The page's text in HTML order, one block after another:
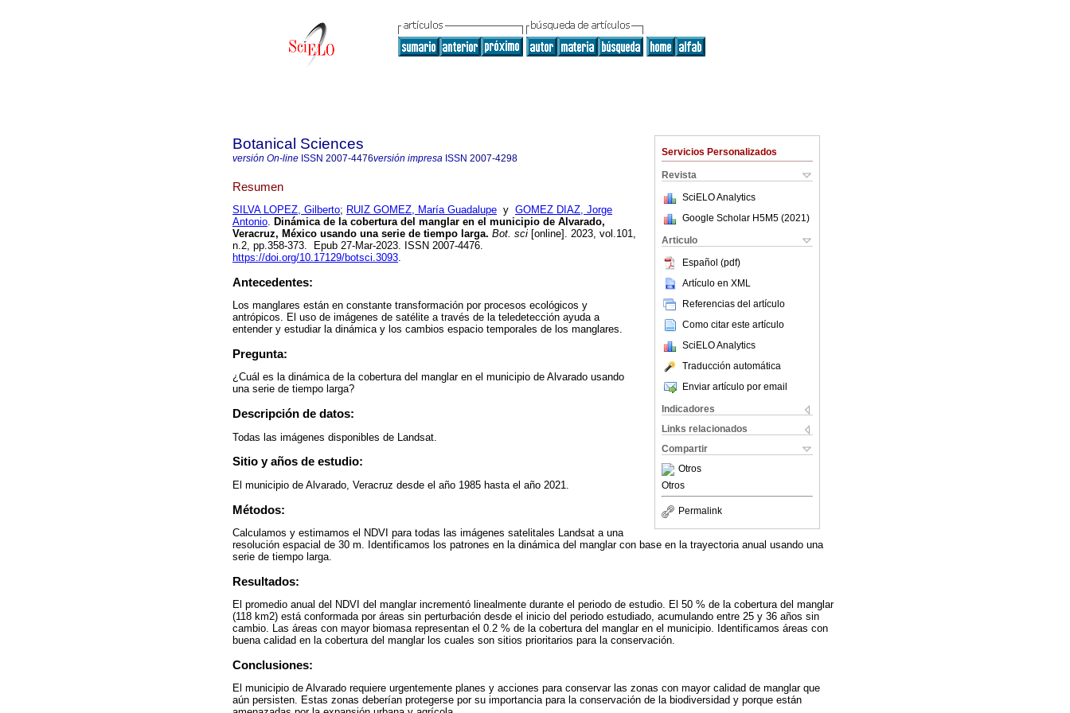
Servicios Personalizados
Revista
SciELO Analytics
Google Scholar H5M5 (2021 )
Articulo
Español (pdf)
Artículo en XML
Referencias del artículo
Como citar este artículo
SciELO Analytics
Traducción automática
Enviar artículo por email
Indicadores
Links relacionados
Compartir
Otros
Otros
Permalink
Botanical Sciences
versión On-line ISSN 2007-4476versión impresa ISSN 2007-4298
Resumen
SILVA LOPEZ, Gilberto; RUIZ GOMEZ, María Guadalupe y GOMEZ DIAZ, Jorge
Antonio. Dinámica de la cobertura del manglar en el municipio de Alvarado,
Veracruz, México usando una serie de tiempo larga. Bot. sci [online]. 2023, vol.101,
n.2, pp.358-373. Epub 27-Mar-2023. ISSN 2007-4476.
https://doi.org/10.17129/botsci.3093.
Antecedentes:
Los manglares están en constante transformación por procesos ecológicos y
antrópicos. El uso de imágenes de satélite a través de la teledetección ayuda a
entender y estudiar la dinámica y los cambios espacio temporales de los manglares.
Pregunta:
¿Cuál es la dinámica de la cobertura del manglar en el municipio de Alvarado usando
una serie de tiempo larga?
Descripción de datos:
Todas las imágenes disponibles de Landsat.
Sitio y años de estudio:
El municipio de Alvarado, Veracruz desde el año 1985 hasta el año 2021.
Métodos:
Calculamos y estimamos el NDVI para todas las imágenes satelitales Landsat a una
resolución espacial de 30 m. Identificamos los patrones en la dinámica del manglar con base en la trayectoria anual usando una
serie de tiempo larga.
Resultados:
El promedio anual del NDVI del manglar incrementó linealmente durante el periodo de estudio. El 50 % de la cobertura del manglar
(118 km2) está conformada por áreas sin perturbación desde el inicio del periodo estudiado, acumulando entre 25 y 36 años sin
cambio. Las áreas con mayor biomasa representan el 0.2 % de la cobertura del manglar en el municipio. Identificamos áreas con
buena calidad en la cobertura del manglar los cuales son sitios prioritarios para la conservación.
Conclusiones:
El municipio de Alvarado requiere urgentemente planes y acciones para conservar las zonas con mayor calidad de manglar que
aún persisten. Estas zonas deberían protegerse por su importancia para la conservación de la biodiversidad y porque están